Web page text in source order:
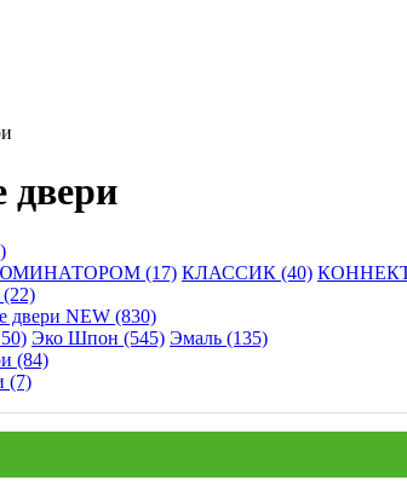
двери
(17) КЛАССИК (40)
(22)
двери NEW (830)
Эко Шпон (545) Эмаль (135)
(84)
(7)